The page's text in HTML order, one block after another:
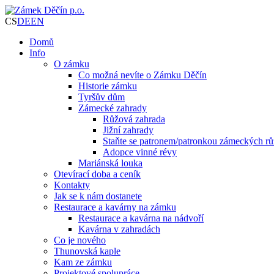
CSDEEN
Domů
Info
O zámku
Co možná nevíte o Zámku Děčín
Historie zámku
Tyršův dům
Zámecké zahrady
Růžová zahrada
Jižní zahrady
Staňte se patronem/patronkou zámeckých
Adopce vinné révy
Mariánská louka
Otevírací doba a ceník
Kontakty
Jak se k nám dostanete
Restaurace a kavárny na zámku
Restaurace a kavárna na nádvoří
Kavárna v zahradách
Co je nového
Thunovská kaple
Kam ze zámku